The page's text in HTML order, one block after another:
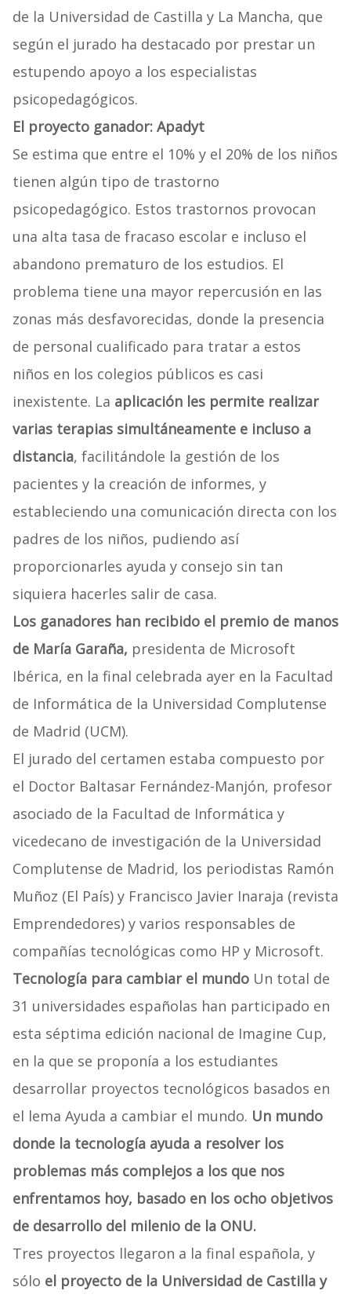
de la Universidad de Castilla y La Mancha, que
según el jurado ha destacado por prestar un
estupendo apoyo a los especialistas
psicopedagógicos.
El proyecto ganador: Apadyt
Se estima que entre el 10% y el 20% de los niños
tienen algún tipo de trastorno
psicopedagógico. Estos trastornos provocan
una alta tasa de fracaso escolar e incluso el
abandono prematuro de los estudios. El
problema tiene una mayor repercusión en las
zonas más desfavorecidas, donde la presencia
de personal cualificado para tratar a estos
niños en los colegios públicos es casi
inexistente. La aplicación les permite realizar
varias terapias simultáneamente e incluso a
distancia, facilitándole la gestión de los
pacientes y la creación de informes, y
estableciendo una comunicación directa con los
padres de los niños, pudiendo así
proporcionarles ayuda y consejo sin tan
siquiera hacerles salir de casa.
Los ganadores han recibido el premio de manos
de María Garaña, presidenta de Microsoft
Ibérica, en la final celebrada ayer en la Facultad
de Informática de la Universidad Complutense
de Madrid (UCM).
El jurado del certamen estaba compuesto por
el Doctor Baltasar Fernández-Manjón, profesor
asociado de la Facultad de Informática y
vicedecano de investigación de la Universidad
Complutense de Madrid, los periodistas Ramón
Muñoz (El País) y Francisco Javier Inaraja (revista
Emprendedores) y varios responsables de
compañías tecnológicas como HP y Microsoft.
Tecnología para cambiar el mundoUn total de
31 universidades españolas han participado en
esta séptima edición nacional de Imagine Cup,
en la que se proponía a los estudiantes
desarrollar proyectos tecnológicos basados en
el lema Ayuda a cambiar el mundo. Un mundo
donde la tecnología ayuda a resolver los
problemas más complejos a los que nos
enfrentamos hoy, basado en los ocho objetivos
de desarrollo del milenio de la ONU.
Tres proyectos llegaron a la final española, y
sólo el proyecto de la Universidad de Castilla y